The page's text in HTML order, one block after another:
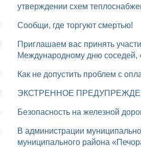
утверждении схем
Сообщи, где торгуют смертью!
Приглашаем вас принять участие в мероприятиях в рамках Всероссийской акции, приуроченной к
Международному дню соседей,
Как не допустить проблем с
ЭКСТРЕННОЕ
Безопасность на железной
В администрации муниципального района «Печора» состоялась традиционная встреча главы
муниципального района